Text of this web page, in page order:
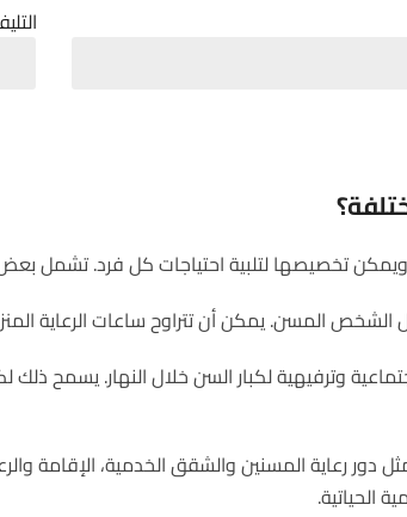
تخصيصها لتلبية احتياجات كل فرد. تشمل بعض
يمكن أن تتراوح ساعات الرعاية المنزلية من بضع ساعات في
اجتماعية وترفيهية لكبار السن خلال النهار.
دور رعاية المسنين والشقق الخدمية، الإقامة
الحياتية.